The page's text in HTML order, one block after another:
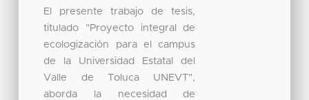
El presente trabajo de tesis,
titulado "Proyecto integral de
ecologización para el campus
de la Universidad Estatal del
Valle de Toluca UNEVT",
aborda la necesidad de